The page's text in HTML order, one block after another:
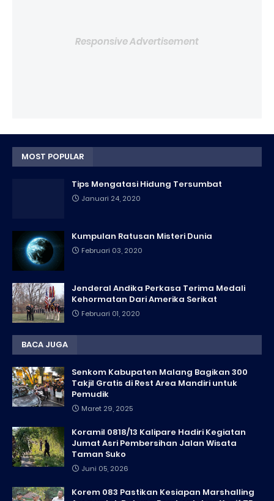
Responsive Advertisement
MOST POPULAR
Tips Mengatasi Hidung Tersumbat
Januari 24, 2020
Kumpulan Ratusan Misteri Dunia
Februari 03, 2020
Jenderal Andika Perkasa Terima Medali
Kehormatan Dari Amerika Serikat
Februari 01, 2020
BACA JUGA
Senkom Kabupaten Malang Bagikan 300
Takjil Gratis di Rest Area Mandiri untuk
Pemudik
Maret 29, 2025
Koramil 0818/13 Kalipare Hadiri Kegiatan
Jumat Asri Pembersihan Jalan Wisata
Taman Suko
Juni 05, 2026
Korem 083 Pastikan Kesiapan Marshalling